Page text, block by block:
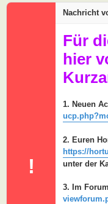
t
!
Nachricht
Für
hier
1. Neuen
2. Euren
https://
unter der
3. Im